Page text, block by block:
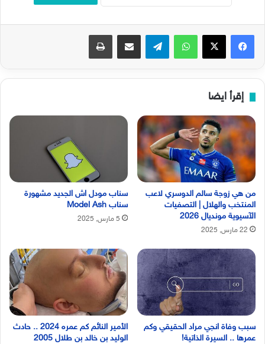
فيسبوك‫X واتساب تيلقرام مشاركة عبر البريد طباعة
إقرأ ايضا
من هي زوجة سالم الدوسري لاعب
المنتخب والهلال | التصفيات
الآسيوية مونديال 2026
22 مارس, 2025
سناب مودل اش الجديد مشهورة
سناب Model Ash
5 مارس, 2025
سبب وفاة انجي مراد الحقيقي وكم
عمرها .. السيرة الذاتية!
الأمير النائم كم عمره 2024 .. حادث
الوليد بن خالد بن طلال 2005